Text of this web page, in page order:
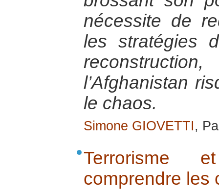
nécessite de
les stratégies
l’Afghanistan
le chaos.
Simone GIOVETTI,
Terrorisme
comprendre les